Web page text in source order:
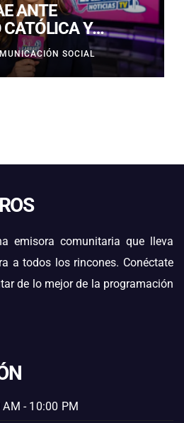
ANTE
Y
EN LA
LA TABLA
SOCIAL
emisora comunitaria que lleva
a todos los rincones. Conéctate
de lo mejor de la programación
AM - 10:00 PM